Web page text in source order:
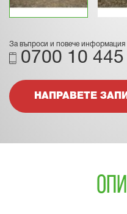
За въпроси и повече информация
0700 10 445
НАПРАВЕТЕ